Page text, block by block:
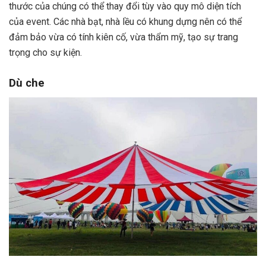
thước của chúng có thể thay đổi tùy vào quy mô diện tích
của event. Các nhà bạt, nhà lều có khung dựng nên có thể
đảm bảo vừa có tính kiên cố, vừa thẩm mỹ, tạo sự trang
trọng cho sự kiện.
Dù che